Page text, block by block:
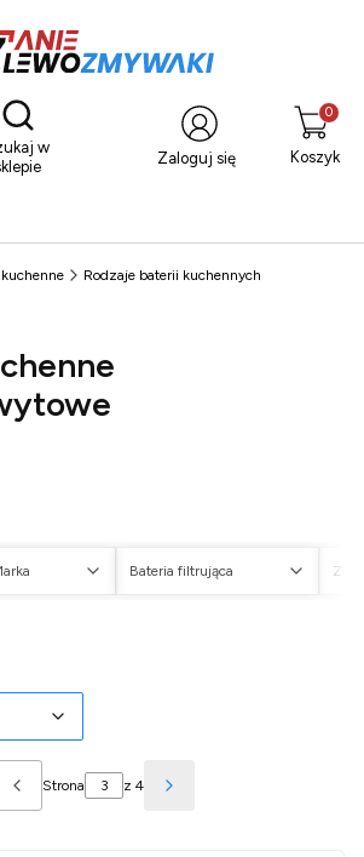
Otwórz wyszukiwarkę
w
Zaloguj się Koszyk
Rodzaje baterii kuchennych
Bateria filtrująca
Poprzednie produkty
Strona z 4 Następne produkty